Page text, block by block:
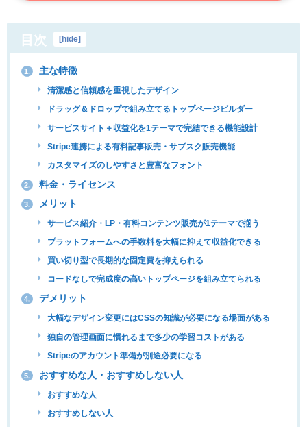
目次 [hide]
1. 主な特徴
清潔感と信頼感を重視したデザイン
ドラッグ＆ドロップで組み立てるトップページビルダー
サービスサイト＋収益化を1テーマで完結できる機能設計
Stripe連携による有料記事販売・サブスク販売機能
カスタマイズのしやすさと豊富なフォント
2. 料金・ライセンス
3. メリット
サービス紹介・LP・有料コンテンツ販売が1テーマで揃う
プラットフォームへの手数料を大幅に抑えて収益化できる
買い切り型で長期的な固定費を抑えられる
コードなしで完成度の高いトップページを組み立てられる
4. デメリット
大幅なデザイン変更にはCSSの知識が必要になる場面がある
独自の管理画面に慣れるまで多少の学習コストがある
Stripeのアカウント準備が別途必要になる
5. おすすめな人・おすすめしない人
おすすめな人
おすすめしない人